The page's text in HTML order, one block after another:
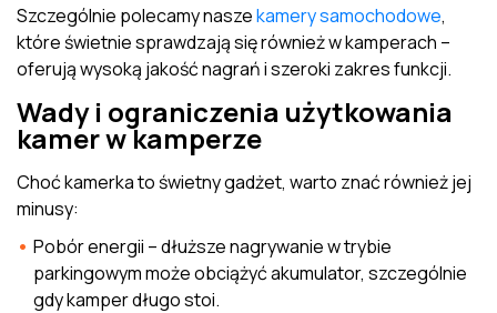
Szczególnie polecamy naszekamery samochodowe,
które świetnie sprawdzają się również w kamperach –
oferują wysoką jakość nagrań i szeroki zakres funkcji.
Wady i ograniczenia użytkowania
kamer w kamperze
Choć kamerka to świetny gadżet, warto znać również jej
minusy:
Pobór energii – dłuższe nagrywanie w trybie
parkingowym może obciążyć akumulator, szczególnie
gdy kamper długo stoi.